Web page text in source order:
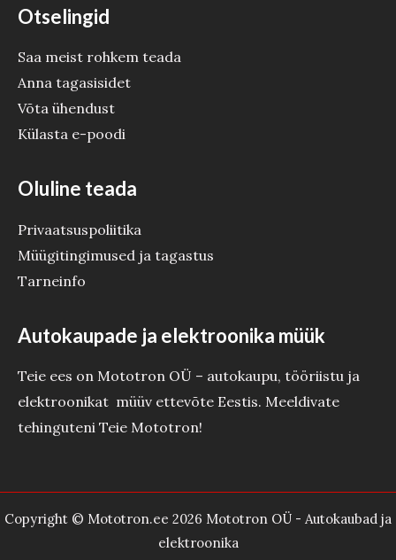
Otselingid
Saa meist rohkem teada
Anna tagasisidet
Võta ühendust
Külasta e-poodi
Oluline teada
Privaatsuspoliitika
Müügitingimused ja tagastus
Tarneinfo
Autokaupade ja elektroonika müük
Teie ees on Mototron OÜ – autokaupu, tööriistu ja
elektroonikat müüv ettevõte Eestis. Meeldivate
tehinguteni Teie Mototron!
Copyright © Mototron.ee 2026 Mototron OÜ - Autokaubad ja
elektroonika